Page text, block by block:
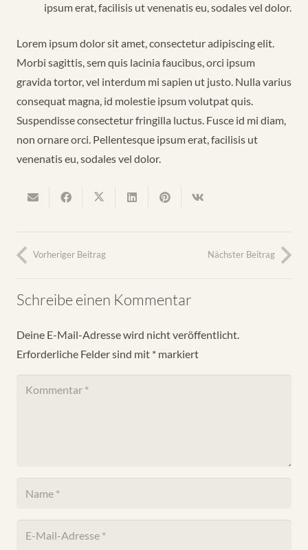
ipsum erat, facilisis ut venenatis eu, sodales vel dolor.
Lorem ipsum dolor sit amet, consectetur adipiscing elit.
Morbi sagittis, sem quis lacinia faucibus, orci ipsum
gravida tortor, vel interdum mi sapien ut justo. Nulla varius
consequat magna, id molestie ipsum volutpat quis.
Suspendisse consectetur fringilla luctus. Fusce id mi diam,
non ornare orci. Pellentesque ipsum erat, facilisis ut
venenatis eu, sodales vel dolor.
Vorheriger Beitrag Nächster Beitrag
Schreibe einen Kommentar
Deine E-Mail-Adresse wird nicht veröffentlicht.
Erforderliche Felder sind mit * markiert